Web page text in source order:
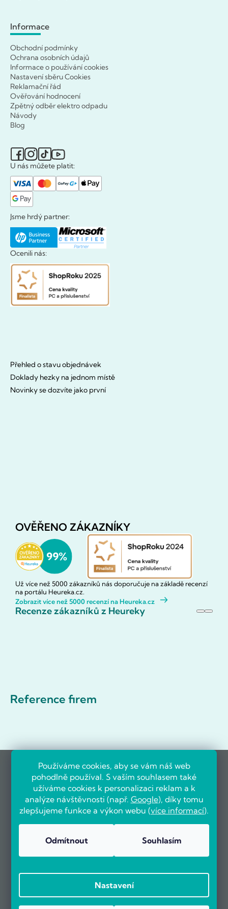
Používáme cookies, aby se vám náš web
pohodlně používal. S vaším souhlasem také
užíváme cookies k personalizaci reklam a k
analýze návštěvnosti (např. Google), díky tomu
zlepšujeme funkce a výkon webu (více informací).
Odmítnout Souhlasím
Nastavení
Informace
Obchodní podmínky
Ochrana osobních údajů
Informace o používání cookies
Nastavení sběru Cookies
Reklamační řád
Ověřování hodnocení
Zpětný odběr elektro odpadu
Návody
Blog
U nás můžete platit:
Jsme hrdý partner:
Ocenili nás:
Přehled o stavu objednávek
Doklady hezky na jednom místě
Novinky se dozvíte jako první
OVĚŘENO ZÁKAZNÍKY
Už více než 5000 zákazníků nás doporučuje na základě recenzí
na portálu Heureka.cz.
Zobrazit více než 5000 recenzí na Heureka.cz
Recenze zákazníků z Heureky
Reference firem